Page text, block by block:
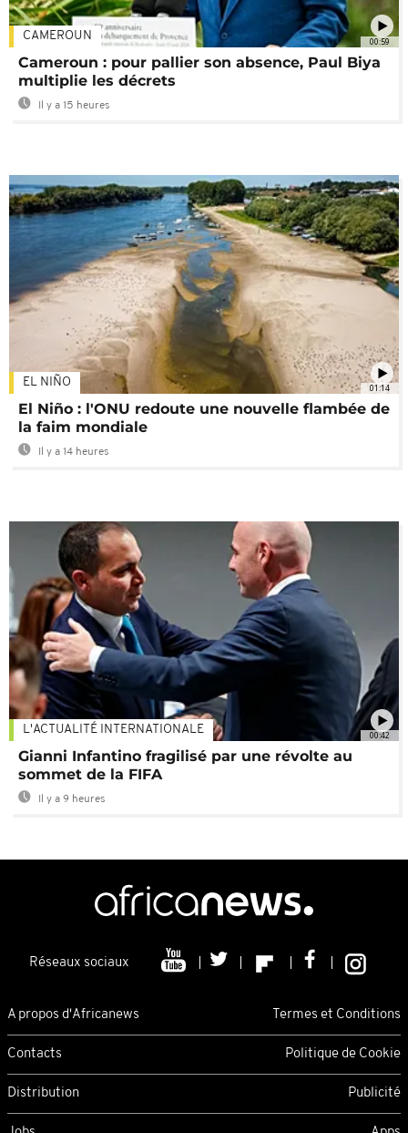
00:59
CAMEROUN
Cameroun : pour pallier son absence, Paul Biya
multiplie les décrets
Il y a 15 heures
01:14
EL NIÑO
El Niño : l'ONU redoute une nouvelle flambée de
la faim mondiale
Il y a 14 heures
00:42
L'ACTUALITÉ INTERNATIONALE
Gianni Infantino fragilisé par une révolte au
sommet de la FIFA
Il y a 9 heures
Réseaux sociaux
A propos d'Africanews Termes et Conditions
Contacts Politique de Cookie
Distribution Publicité